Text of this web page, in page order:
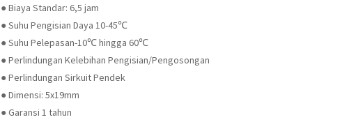
● Biaya Standar: 6,5 jam
● Suhu Pengisian Daya 10-45℃
● Suhu Pelepasan-10℃ hingga 60℃
● Perlindungan Kelebihan Pengisian/Pengosongan
● Perlindungan Sirkuit Pendek
● Dimensi: 5x19mm
● Garansi 1 tahun